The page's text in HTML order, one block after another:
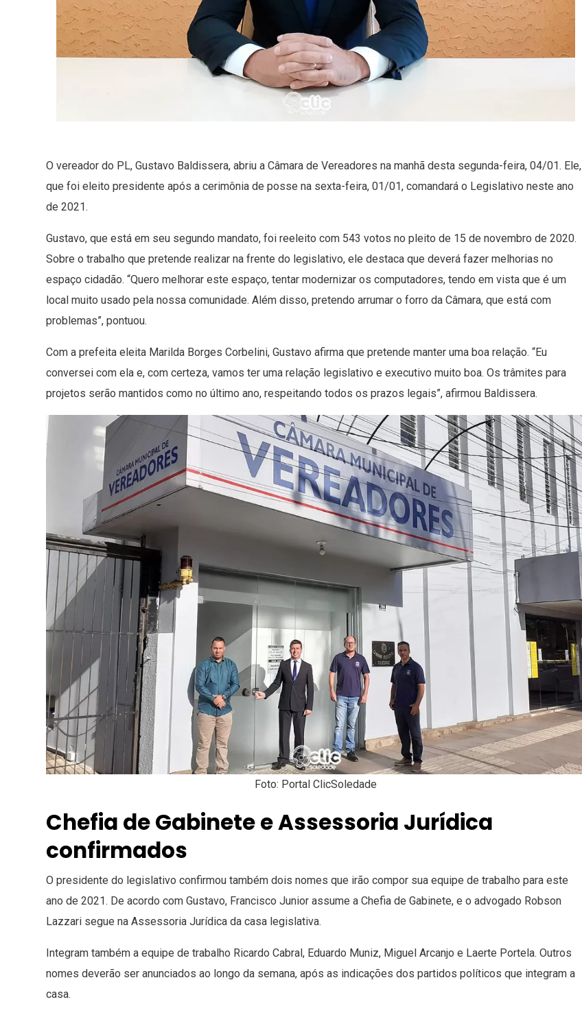
O vereador do PL, Gustavo Baldissera, abriu a Câmara de Vereadores na manhã desta segunda-feira, 04/01. Ele,
que foi eleito presidente após a cerimônia de posse na sexta-feira, 01/01, comandará o Legislativo neste ano
de 2021.
Gustavo, que está em seu segundo mandato, foi reeleito com 543 votos no pleito de 15 de novembro de 2020.
Sobre o trabalho que pretende realizar na frente do legislativo, ele destaca que deverá fazer melhorias no
espaço cidadão. “Quero melhorar este espaço, tentar modernizar os computadores, tendo em vista que é um
local muito usado pela nossa comunidade. Além disso, pretendo arrumar o forro da Câmara, que está com
problemas”, pontuou.
Com a prefeita eleita Marilda Borges Corbelini, Gustavo afirma que pretende manter uma boa relação. “Eu
conversei com ela e, com certeza, vamos ter uma relação legislativo e executivo muito boa. Os trâmites para
projetos serão mantidos como no último ano, respeitando todos os prazos legais”, afirmou Baldissera.
Foto: Portal ClicSoledade
Chefia de Gabinete e Assessoria Jurídica
confirmados
O presidente do legislativo confirmou também dois nomes que irão compor sua equipe de trabalho para este
ano de 2021. De acordo com Gustavo, Francisco Junior assume a Chefia de Gabinete, e o advogado Robson
Lazzari segue na Assessoria Jurídica da casa legislativa.
Integram também a equipe de trabalho Ricardo Cabral, Eduardo Muniz, Miguel Arcanjo e Laerte Portela. Outros
nomes deverão ser anunciados ao longo da semana, após as indicações dos partidos políticos que integram a
casa.